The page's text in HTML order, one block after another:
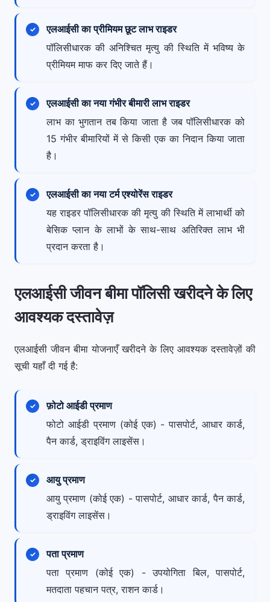
एलआईसी का प्रीमियम छूट लाभ राइडर
पॉलिसीधारक की अनिश्चित मृत्यु की स्थिति में भविष्य के
प्रीमियम माफ कर दिए जाते हैं।
एलआईसी का नया गंभीर बीमारी लाभ राइडर
लाभ का भुगतान तब किया जाता है जब पॉलिसीधारक को
15 गंभीर बीमारियों में से किसी एक का निदान किया जाता
है।
एलआईसी का नया टर्म एश्योरेंस राइडर
यह राइडर पॉलिसीधारक की मृत्यु की स्थिति में लाभार्थी को
बेसिक प्लान के लाभों के साथ-साथ अतिरिक्त लाभ भी
प्रदान करता है।
एलआईसी जीवन बीमा पॉलिसी खरीदने के लिए
आवश्यक दस्तावेज़
एलआईसी जीवन बीमा योजनाएँ खरीदने के लिए आवश्यक दस्तावेज़ों की
सूची यहाँ दी गई है:
फ़ोटो आईडी प्रमाण
फोटो आईडी प्रमाण (कोई एक) - पासपोर्ट, आधार कार्ड,
पैन कार्ड, ड्राइविंग लाइसेंस।
आयु प्रमाण
आयु प्रमाण (कोई एक) - पासपोर्ट, आधार कार्ड, पैन कार्ड,
ड्राइविंग लाइसेंस।
पता प्रमाण
पता प्रमाण (कोई एक) - उपयोगिता बिल, पासपोर्ट,
मतदाता पहचान पत्र, राशन कार्ड।